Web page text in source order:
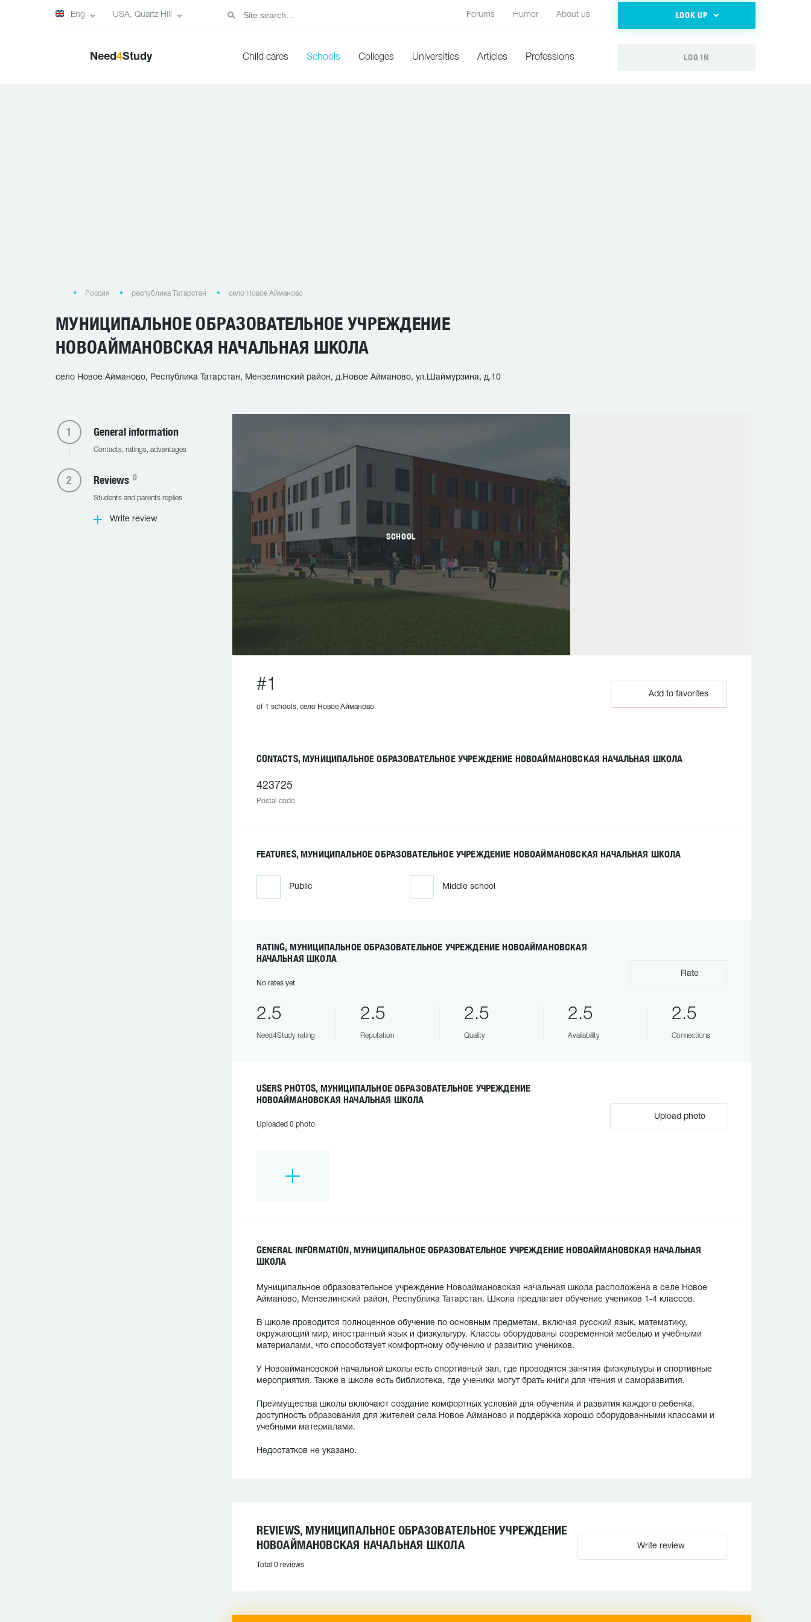
Eng USA, Quartz Hill Forums Humor About us LOOK UP
Need4Study Child cares Schools Colleges Universities Articles Professions LOG IN
Россия республика Татарстан село Новое Айманово
МУНИЦИПАЛЬНОЕ ОБРАЗОВАТЕЛЬНОЕ УЧРЕЖДЕНИЕ
НОВОАЙМАНОВСКАЯ НАЧАЛЬНАЯ ШКОЛА
село Новое Айманово, Республика Татарстан, Мензелинский район, д.Новое Айманово, ул.Шаймурзина, д.10
General information
Contacts, ratings, advantages
Reviews 0
Students and parents replies
Write review
SCHOOL
#1
of 1 schools, село Новое Айманово
Add to favorites
CONTACTS, МУНИЦИПАЛЬНОЕ ОБРАЗОВАТЕЛЬНОЕ УЧРЕЖДЕНИЕ НОВОАЙМАНОВСКАЯ НАЧАЛЬНАЯ ШКОЛА
423725
Postal code
FEATURES, МУНИЦИПАЛЬНОЕ ОБРАЗОВАТЕЛЬНОЕ УЧРЕЖДЕНИЕ НОВОАЙМАНОВСКАЯ НАЧАЛЬНАЯ ШКОЛА
Public Middle school
RATING, МУНИЦИПАЛЬНОЕ ОБРАЗОВАТЕЛЬНОЕ УЧРЕЖДЕНИЕ НОВОАЙМАНОВСКАЯ
НАЧАЛЬНАЯ ШКОЛА
No rates yet
Rate
2.5
Need4Study rating
2.5
Reputation
2.5
Quality
2.5
Availability
2.5
Connections
USERS PHOTOS, МУНИЦИПАЛЬНОЕ ОБРАЗОВАТЕЛЬНОЕ УЧРЕЖДЕНИЕ
НОВОАЙМАНОВСКАЯ НАЧАЛЬНАЯ ШКОЛА
Uploaded 0 photo
Upload photo
GENERAL INFORMATION, МУНИЦИПАЛЬНОЕ ОБРАЗОВАТЕЛЬНОЕ УЧРЕЖДЕНИЕ НОВОАЙМАНОВСКАЯ НАЧАЛЬНАЯ
ШКОЛА
Муниципальное образовательное учреждение Новоаймановская начальная школа расположена в селе Новое
Айманово, Мензелинский район, Республика Татарстан. Школа предлагает обучение учеников 1-4 классов.
В школе проводится полноценное обучение по основным предметам, включая русский язык, математику,
окружающий мир, иностранный язык и физкультуру. Классы оборудованы современной мебелью и учебными
материалами, что способствует комфортному обучению и развитию учеников.
У Новоаймановской начальной школы есть спортивный зал, где проводятся занятия физкультуры и спортивные
мероприятия. Также в школе есть библиотека, где ученики могут брать книги для чтения и саморазвития.
Преимущества школы включают создание комфортных условий для обучения и развития каждого ребенка,
доступность образования для жителей села Новое Айманово и поддержка хорошо оборудованными классами и
учебными материалами.
Недостатков не указано.
REVIEWS, МУНИЦИПАЛЬНОЕ ОБРАЗОВАТЕЛЬНОЕ УЧРЕЖДЕНИЕ
НОВОАЙМАНОВСКАЯ НАЧАЛЬНАЯ ШКОЛА
Total 0 reviews
Write review